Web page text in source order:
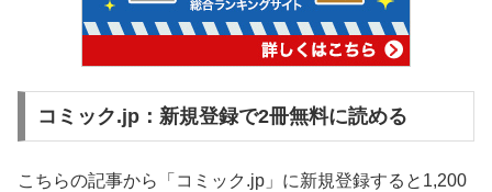
コミック.jp：新規登録で2冊無料に読める
こちらの記事から「コミック.jp」に新規登録すると1,200